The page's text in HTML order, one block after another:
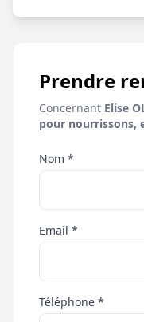
Prendre
Concernant Elise
pour nourrissons,
Nom *
Email *
Téléphone *